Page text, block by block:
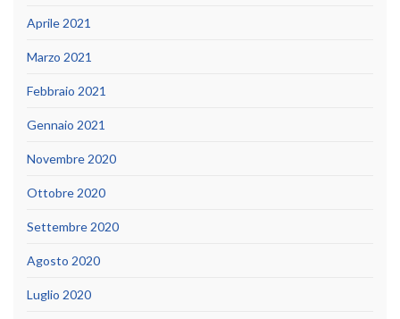
Aprile 2021
Marzo 2021
Febbraio 2021
Gennaio 2021
Novembre 2020
Ottobre 2020
Settembre 2020
Agosto 2020
Luglio 2020